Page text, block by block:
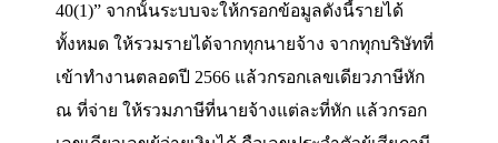
เลือกว่า อยู่ร่วมกันตลอดปี ระหว่างปี หย่า
เสียชีวิตระหว่างปี2566
4.ระบุข้อมูลตามแหล่งที่มาของรายได้ระ